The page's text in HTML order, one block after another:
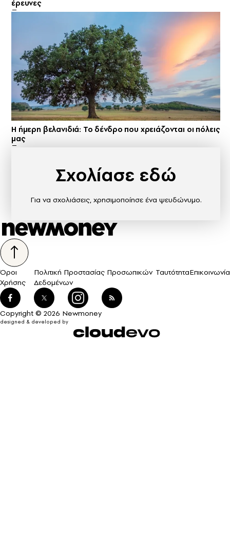
έρευνες
Η ήμερη βελανιδιά: Το δένδρο που χρειάζονται οι πόλεις
μας
Σχολίασε εδώ
Για να σχολιάσεις, χρησιμοποίησε ένα ψευδώνυμο.
Όροι
Χρήσης
Πολιτική Προστασίας Προσωπικών
Δεδομένων
ΤαυτότηταΕπικοινωνία
Copyright © 2026 Newmoney
designed & developed by